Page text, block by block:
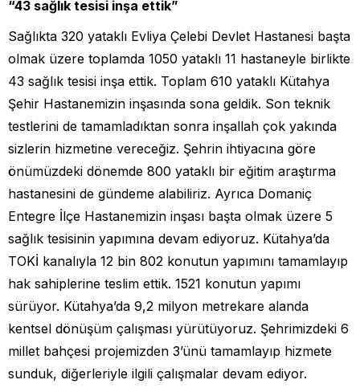
“43 sağlık tesisi inşa ettik”
Sağlıkta 320 yataklı Evliya Çelebi Devlet Hastanesi başta
olmak üzere toplamda 1050 yataklı 11 hastaneyle birlikte
43 sağlık tesisi inşa ettik. Toplam 610 yataklı Kütahya
Şehir Hastanemizin inşasında sona geldik. Son teknik
testlerini de tamamladıktan sonra inşallah çok yakında
sizlerin hizmetine vereceğiz. Şehrin ihtiyacına göre
önümüzdeki dönemde 800 yataklı bir eğitim araştırma
hastanesini de gündeme alabiliriz. Ayrıca Domaniç
Entegre İlçe Hastanemizin inşası başta olmak üzere 5
sağlık tesisinin yapımına devam ediyoruz. Kütahya’da
TOKİ kanalıyla 12 bin 802 konutun yapımını tamamlayıp
hak sahiplerine teslim ettik. 1521 konutun yapımı
sürüyor. Kütahya’da 9,2 milyon metrekare alanda
kentsel dönüşüm çalışması yürütüyoruz. Şehrimizdeki 6
millet bahçesi projemizden 3’ünü tamamlayıp hizmete
sunduk, diğerleriyle ilgili çalışmalar devam ediyor.